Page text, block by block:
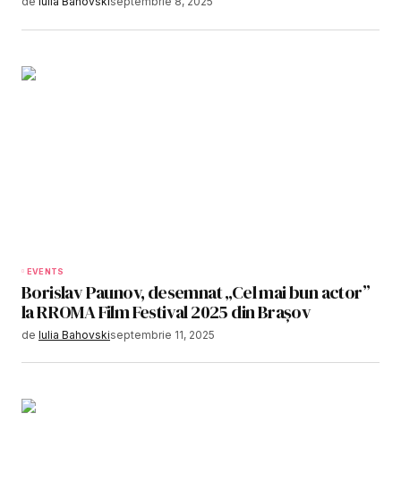
EVENTS
Borislav Paunov, desemnat „Cel mai bun actor”
la RROMA Film Festival 2025 din Brașov
de Iulia Bahovskiseptembrie 11, 2025